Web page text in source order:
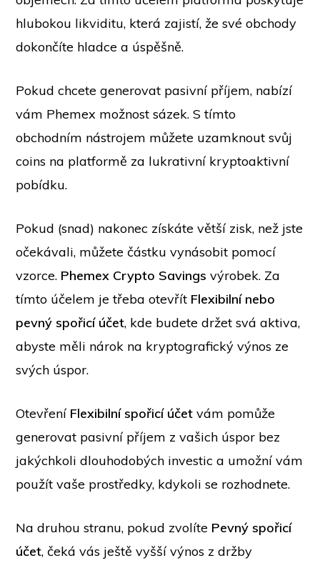
hlubokou likviditu, která zajistí, že své obchody
dokončíte hladce a úspěšně.
Pokud chcete generovat pasivní příjem, nabízí
vám Phemex možnost sázek. S tímto
obchodním nástrojem můžete uzamknout svůj
coins na platformě za lukrativní kryptoaktivní
pobídku.
Pokud (snad) nakonec získáte větší zisk, než jste
očekávali, můžete částku vynásobit pomocí
vzorce. Phemex Crypto Savings výrobek. Za
tímto účelem je třeba otevřít Flexibilní nebo
pevný spořicí účet, kde budete držet svá aktiva,
abyste měli nárok na kryptografický výnos ze
svých úspor.
Otevření Flexibilní spořicí účet vám pomůže
generovat pasivní příjem z vašich úspor bez
jakýchkoli dlouhodobých investic a umožní vám
použít vaše prostředky, kdykoli se rozhodnete.
Na druhou stranu, pokud zvolíte Pevný spořicí
účet, čeká vás ještě vyšší výnos z držby